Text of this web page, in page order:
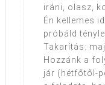
iráni, olasz,
Én kellemes
próbáld
Takarítás:
Hozzánk a
jár (hétfőtől-